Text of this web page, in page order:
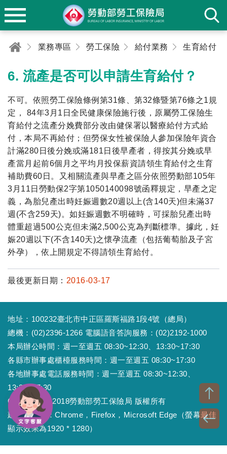
業務專區 勞工保險 給付業務
6. 流產是否可以申請生育給付？
不可。依照勞工保險條例第31條、第32條暨第76條之1規
定， 84年3月1日全民健康保險施行後，原屬勞工保險生
育給付之流產分娩費部分改由健保署以醫療給付方式給
付，本局不再給付；但勞保女性被保險人參加保險年資合
計滿280日後分娩或滿181日後早產者，得按其分娩或早
產當月起前6個月之平均月投保薪資請領生育給付之生育
補助費60日。又相關流產與早產之區分依照勞動部105年
3月11日勞動保2字第1050140098號函釋規定，早產之定
義，為胎兒產出時妊娠週數20週以上(含140天)但未滿37
週(不含259天)。如妊娠週數不明確時，可採胎兒產出時
體重超過500公克但未滿2,500公克為判斷標準。據此，妊
娠20週以下(不含140天)之懷孕流產（包括葡萄胎及子宮
外孕），依上開規定不得請領生育給付。
最後更新日期： 2016-03-17
地址：100232臺北市中正區羅斯福路1段4號（總局）
總機：(02)2396-1266 電腦語音答詢服務：(02)2192-1000
本局辦公時間：週一至週五 08:30~12:30、13:30~17:30
各縣市辦事處櫃檯服務時間：週一至週五 08:30~17:30
各地辦事處電話服務時間：週一至週五 08:30~12:30、
13:30~17:30
Copyright © 2018勞動部勞工保險局 版權所有
建議瀏覽器：Chrome，Firefox，Microsoft Edge（螢幕最佳
顯示效果為1920 * 1280）